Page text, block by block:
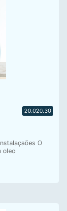
20.020.30
O
oleo